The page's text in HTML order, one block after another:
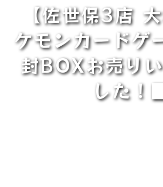
【佐世保3店
ケモンカード
封BOXお売り
した